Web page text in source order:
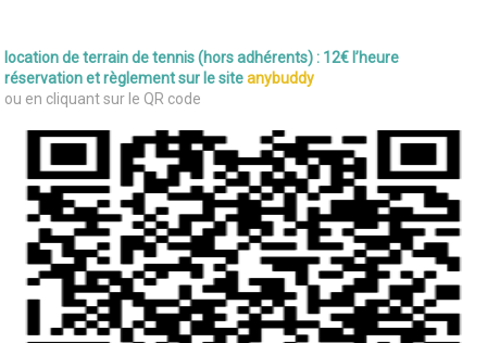
location de terrain de tennis (hors adhérents) : 12€ l’heure
réservation et règlement sur le siteanybuddy
ou en cliquant sur le QR code